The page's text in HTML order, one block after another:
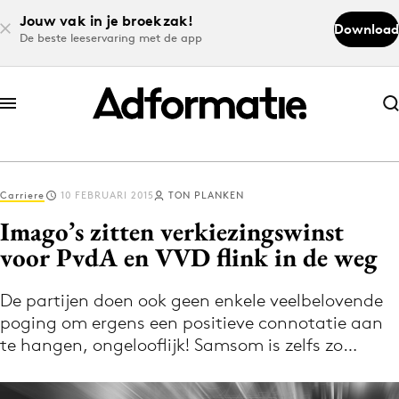
Jouw vak in je broekzak!
De beste leeservaring met de app
Download
Abonneer nu
Abonneer nu
Log in
Volg het laatste nieuws via de Adformatie
Nieuws app
Carriere 10 FEBRUARI 2015 TON PLANKEN
Imago’s zitten verkiezingswinst
voor PvdA en VVD flink in de weg
De partijen doen ook geen enkele veelbelovende
poging om ergens een positieve connotatie aan
te hangen, ongelooflijk! Samsom is zelfs zo…